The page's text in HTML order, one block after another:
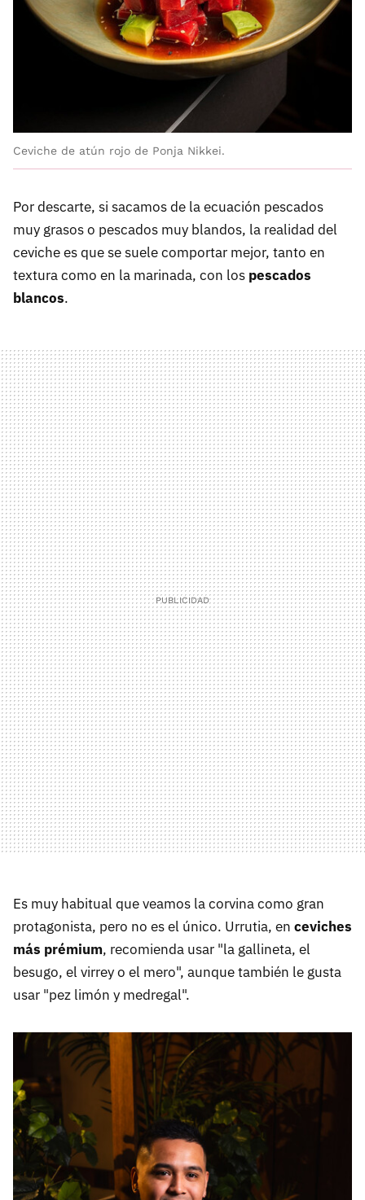
Ceviche de atún rojo de Ponja Nikkei.
Por descarte, si sacamos de la ecuación pescados
muy grasos o pescados muy blandos, la realidad del
ceviche es que se suele comportar mejor, tanto en
textura como en la marinada, con los pescados
blancos.
Es muy habitual que veamos la corvina como gran
protagonista, pero no es el único. Urrutia, en ceviches
más prémium, recomienda usar "la gallineta, el
besugo, el virrey o el mero", aunque también le gusta
usar "pez limón y medregal".